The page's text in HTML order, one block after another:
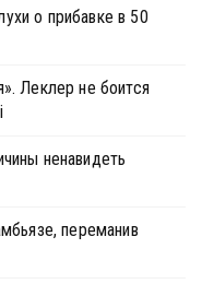
о прибавке в 50
Леклер не боится
ненавидеть
переманив